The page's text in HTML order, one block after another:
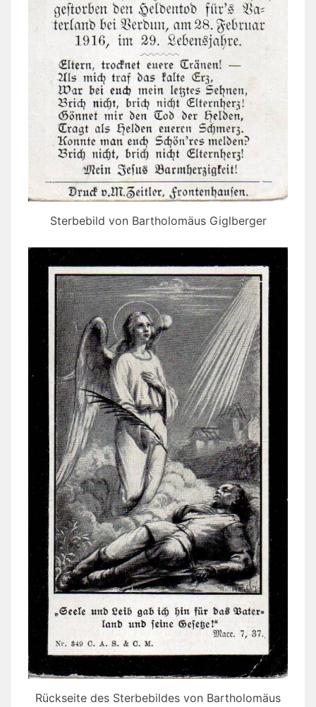
Sterbebild von Bartholomäus Giglberger
Rückseite des Sterbebildes von Bartholomäus